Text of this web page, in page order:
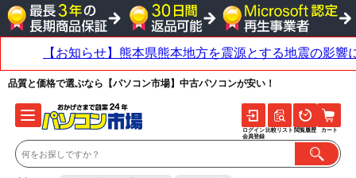
品質と価格で選ぶなら【パソコン市場】中古パソコンが安い！
ログイン
会員登録
比較リスト 閲覧履歴 カート